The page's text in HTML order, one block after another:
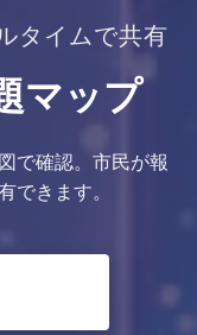
タイムで共有
マップ
で確認。市民が報
できます。